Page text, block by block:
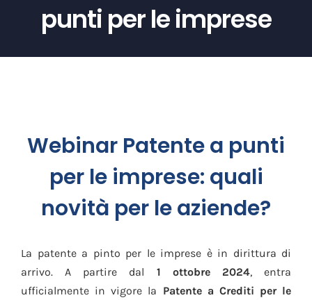
punti per le imprese
Webinar Patente a punti
per le imprese: quali
novità per le aziende?
La patente a pinto per le imprese è in dirittura di
arrivo. A partire dal 1 ottobre 2024, entra
ufficialmente in vigore la Patente a Crediti per le